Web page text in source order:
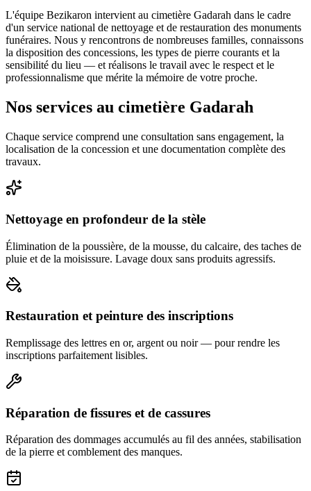
L'équipe Bezikaron intervient au cimetière Gadarah dans le cadre
d'un service national de nettoyage et de restauration des monuments
funéraires. Nous y rencontrons de nombreuses familles, connaissons
la disposition des concessions, les types de pierre courants et la
sensibilité du lieu — et réalisons le travail avec le respect et le
professionnalisme que mérite la mémoire de votre proche.
Nos services au cimetière Gadarah
Chaque service comprend une consultation sans engagement, la
localisation de la concession et une documentation complète des
travaux.
Nettoyage en profondeur de la stèle
Élimination de la poussière, de la mousse, du calcaire, des taches de
pluie et de la moisissure. Lavage doux sans produits agressifs.
Restauration et peinture des inscriptions
Remplissage des lettres en or, argent ou noir — pour rendre les
inscriptions parfaitement lisibles.
Réparation de fissures et de cassures
Réparation des dommages accumulés au fil des années, stabilisation
de la pierre et comblement des manques.